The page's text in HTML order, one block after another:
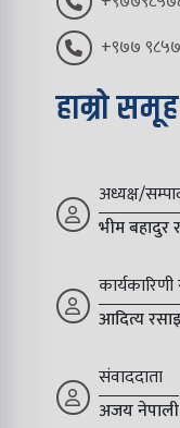
+९७७
हाम्रो समूह
अध्यक्ष/
भीम बहादुर
आदित्य
संवाददाता
अजय नेपाली